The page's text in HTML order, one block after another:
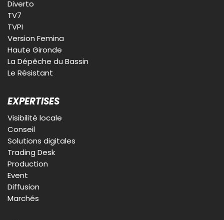
Diverto
TV7
TVPI
Version Femina
Haute Gironde
La Dépêche du Bassin
Le Résistant
EXPERTISES
Visibilité locale
Conseil
Solutions digitales
Trading Desk
Production
Event
Diffusion
Marchés